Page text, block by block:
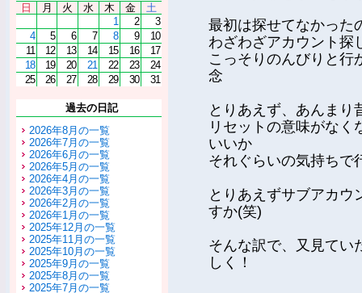
日
月 火 水 木 金
土
1
2
3
4
5 6 7 8 9
10
11
12 13 14 15 16
17
18
19 20 21 22 23
24
25
26 27 28 29 30 31
過去の日記
2026年8月の一覧
2026年7月の一覧
2026年6月の一覧
2026年5月の一覧
2026年4月の一覧
2026年3月の一覧
2026年2月の一覧
2026年1月の一覧
2025年12月の一覧
2025年11月の一覧
2025年10月の一覧
2025年9月の一覧
2025年8月の一覧
2025年7月の一覧
最初は探せてなかった
わざわざアカウント探
こっそりのんびりと行
念
とりあえず、あんまり
リセットの意味がなく
いいか
それぐらいの気持ちで
とりあえずサブアカウ
すか(笑)
そんな訳で、又見てい
しく！